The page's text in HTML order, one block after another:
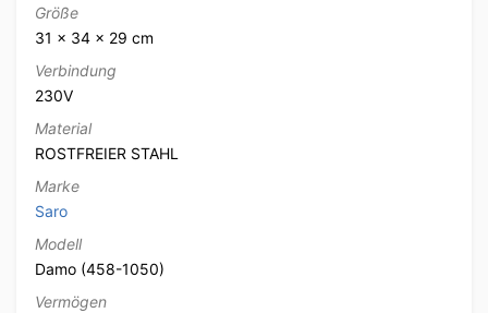
Größe
31 × 34 × 29 cm
Verbindung
230V
Material
ROSTFREIER STAHL
Marke
Saro
Modell
Damo (458-1050)
Vermögen